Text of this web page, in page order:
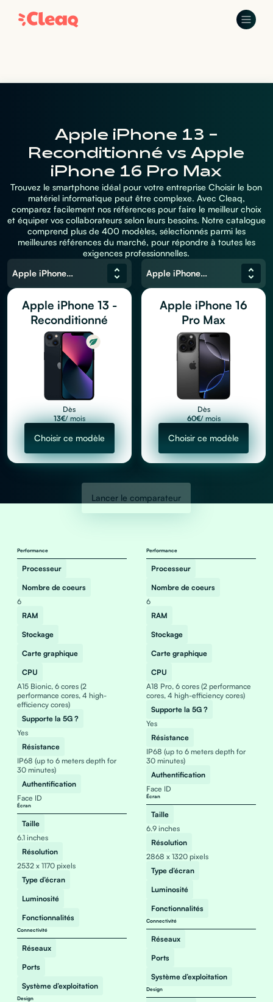
Apple iPhone 13 -
Reconditionné vs Apple
iPhone 16 Pro Max
Trouvez le smartphone idéal pour votre entreprise Choisir le bon
matériel informatique peut être complexe. Avec Cleaq,
comparez facilement nos références pour faire le meilleur choix
et équiper vos collaborateurs selon leurs besoins. Notre catalogue
comprend plus de 400 modèles, sélectionnés parmi les
meilleures références du marché, pour répondre à toutes les
exigences professionnelles.
Apple iPhone 13 - Reconditionné
Apple iPhone 13 -
Reconditionné
Dès
13€/ mois
Choisir ce modèle
Lancer le comparateur
Apple iPhone 16 Pro Max
Apple iPhone 16
Pro Max
Dès
60€/ mois
Choisir ce modèle
Performance
Processeur
Nombre de coeurs
6
RAM
Stockage
Carte graphique
CPU
A15 Bionic, 6 cores (2
performance cores, 4 high-
efficiency cores)
Supporte la 5G ?
Yes
Résistance
IP68 (up to 6 meters depth for
30 minutes)
Authentification
Face ID
Écran
Taille
6.1 inches
Résolution
2532 x 1170 pixels
Type d’écran
Luminosité
Fonctionnalités
Connectivité
Réseaux
Ports
Système d’exploitation
Design
Performance
Processeur
Nombre de coeurs
6
RAM
Stockage
Carte graphique
CPU
A18 Pro, 6 cores (2 performance
cores, 4 high-efficiency cores)
Supporte la 5G ?
Yes
Résistance
IP68 (up to 6 meters depth for
30 minutes)
Authentification
Face ID
Écran
Taille
6.9 inches
Résolution
2868 x 1320 pixels
Type d’écran
Luminosité
Fonctionnalités
Connectivité
Réseaux
Ports
Système d’exploitation
Design